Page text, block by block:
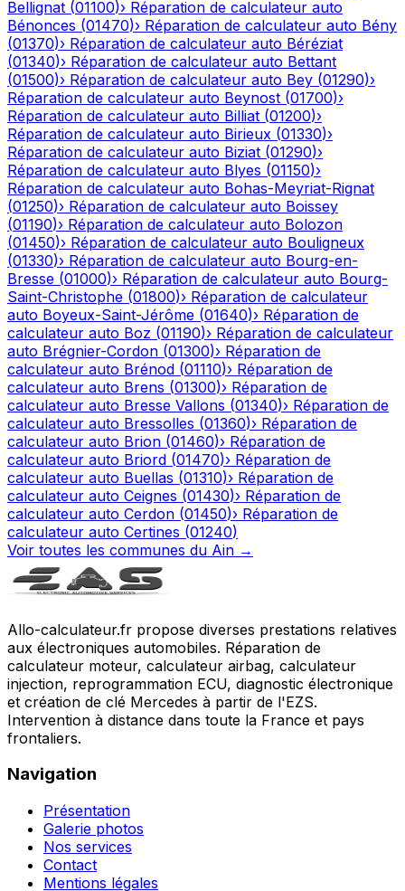
Bellignat (01100)› Réparation de calculateur auto
Bénonces (01470)› Réparation de calculateur auto Bény
(01370)› Réparation de calculateur auto Béréziat
(01340)› Réparation de calculateur auto Bettant
(01500)› Réparation de calculateur auto Bey (01290)›
Réparation de calculateur auto Beynost (01700)›
Réparation de calculateur auto Billiat (01200)›
Réparation de calculateur auto Birieux (01330)›
Réparation de calculateur auto Biziat (01290)›
Réparation de calculateur auto Blyes (01150)›
Réparation de calculateur auto Bohas-Meyriat-Rignat
(01250)› Réparation de calculateur auto Boissey
(01190)› Réparation de calculateur auto Bolozon
(01450)› Réparation de calculateur auto Bouligneux
(01330)› Réparation de calculateur auto Bourg-en-
Bresse (01000)› Réparation de calculateur auto Bourg-
Saint-Christophe (01800)› Réparation de calculateur
auto Boyeux-Saint-Jérôme (01640)› Réparation de
calculateur auto Boz (01190)› Réparation de calculateur
auto Brégnier-Cordon (01300)› Réparation de
calculateur auto Brénod (01110)› Réparation de
calculateur auto Brens (01300)› Réparation de
calculateur auto Bresse Vallons (01340)› Réparation de
calculateur auto Bressolles (01360)› Réparation de
calculateur auto Brion (01460)› Réparation de
calculateur auto Briord (01470)› Réparation de
calculateur auto Buellas (01310)› Réparation de
calculateur auto Ceignes (01430)› Réparation de
calculateur auto Cerdon (01450)› Réparation de
calculateur auto Certines (01240)
Voir toutes les communes du Ain →
Allo-calculateur.fr propose diverses prestations relatives
aux électroniques automobiles. Réparation de
calculateur moteur, calculateur airbag, calculateur
injection, reprogrammation ECU, diagnostic électronique
et création de clé Mercedes à partir de l'EZS.
Intervention à distance dans toute la France et pays
frontaliers.
Navigation
Présentation
Galerie photos
Nos services
Contact
Mentions légales